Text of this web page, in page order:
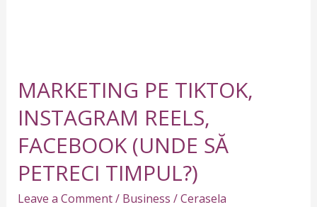
MARKETING PE TIKTOK,
INSTAGRAM REELS,
FACEBOOK (UNDE SĂ
PETRECI TIMPUL?)
Leave a Comment/ Business /Cerasela
TIKTOK,
INSTAGRAM
REELS,
FACEBOOK
(UNDE
SĂ